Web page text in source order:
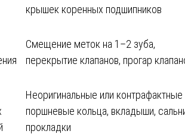
крышек коренных подшипников
Смещение меток на 1–2 зуба,
перекрытие клапанов, прогар
Неоригинальные или контрафактные
поршневые кольца, вкладыши,
прокладки